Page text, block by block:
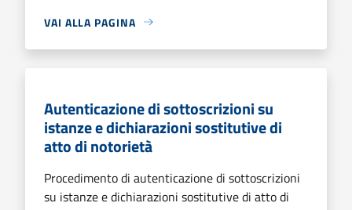
VAI ALLA PAGINA
Autenticazione di sottoscrizioni su
istanze e dichiarazioni sostitutive di
atto di notorietà
Procedimento di autenticazione di sottoscrizioni
su istanze e dichiarazioni sostitutive di atto di